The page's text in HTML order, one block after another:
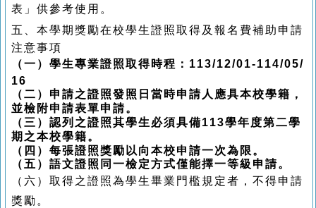
表」供參考使用。
五、本學期獎勵在校學生證照取得及報名費補助 申請
注意事項
（一）學生專業證照取得時程：113/12/01-114/05/
16
（二） 申請之證照發照日當時申請人應具本校學籍，
並檢附申請表單申請。
（三） 認列之證照其學生必須具備113學年度第二學
期之本校學籍。
（四）每張證照獎勵以向本校申請一次為限。
（五）語文證照同一檢定方式僅能擇一等級申請。
（六） 取得之證照為學生畢業門檻規定者，不得申請
獎勵。